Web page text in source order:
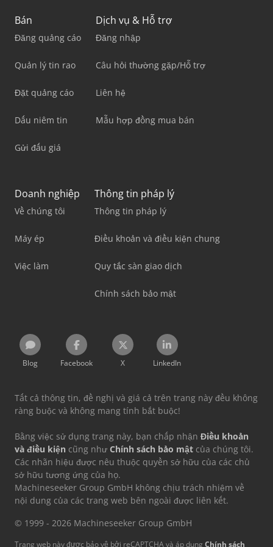
Bán
Đăng quảng cáo
Quản lý tin rao
Đặt quảng cáo
Dấu niêm tin
Gửi đấu giá
Dịch vụ & Hỗ trợ
Đăng nhập
Câu hỏi thường gặp/Hỗ trợ
Liên hệ
Mẫu hợp đồng mua bán
Doanh nghiệp
Về chúng tôi
Máy ép
Việc làm
Thông tin pháp lý
Thông tin pháp lý
Điều khoản và điều kiện chung
Quy tắc sàn giao dịch
Chính sách bảo mật
Blog Facebook X LinkedIn
Tất cả thông tin, đề nghị và giá cả trên trang này đều không
ràng buộc và không mang tính bắt buộc!
Bằng việc sử dụng trang này, bạn chấp nhận Điều khoản
và điều kiện cũng như Chính sách bảo mật của chúng tôi.
Các nhãn hiệu được nêu thuộc quyền sở hữu của các chủ
sở hữu tương ứng của họ.
Machineseeker Group GmbH không chịu trách nhiệm về
nội dung của các trang web bên ngoài được liên kết.
© 1999 - 2026 Machineseeker Group GmbH
Trang web này được bảo vệ bởi reCAPTCHA và áp dụng Chính sách